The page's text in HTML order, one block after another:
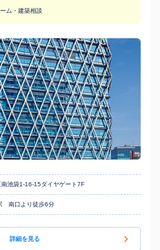
ム・建築相談
池袋1-16-15ダイヤゲート7F
南口より徒歩6分
詳細を見る